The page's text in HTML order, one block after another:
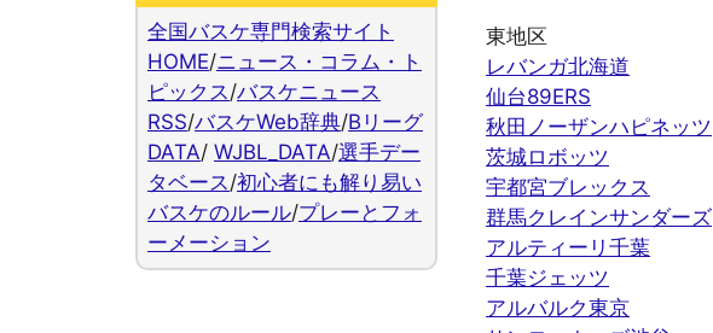
全国バスケ専門検索サイト
HOME/ニュース・コラム・ト
ピックス /バスケニュース
RSS/バスケWeb辞典/Bリーグ
DATA/ WJBL_DATA/選手デー
タベース /初心者にも解り易い
バスケのルール/プレーとフォ
ーメーション
東地区
レバンガ北海道
仙台89ERS
秋田ノーザンハピネッツ
茨城ロボッツ
宇都宮ブレックス
群馬クレインサンダーズ
アルティーリ千葉
千葉ジェッツ
アルバルク東京